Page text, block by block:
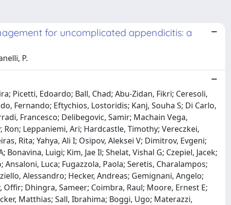
for uncomplicated appendicitis: a
P.
Picetti, Edoardo; Ball, Chad; Abu-Zidan, Fikri; Ceresoli,
Fernando; Eftychios, Lostoridis; Kanj, Souha S; Di Carlo,
Francesco; Delibegovic, Samir; Machain Vega,
Leppaniemi, Ari; Hardcastle, Timothy; Vereczkei,
Rita; Yahya, Ali I; Osipov, Aleksei V; Dimitrov, Evgeni;
Luigi; Kim, Jae Il; Shelat, Vishal G; Czepiel, Jacek;
Luca; Fugazzola, Paola; Seretis, Charalampos;
Alessandro; Hecker, Andreas; Gemignani, Angelo;
Dhingra, Sameer; Coimbra, Raul; Moore, Ernest E;
Matthias; Sall, Ibrahima; Boggi, Ugo; Materazzi,